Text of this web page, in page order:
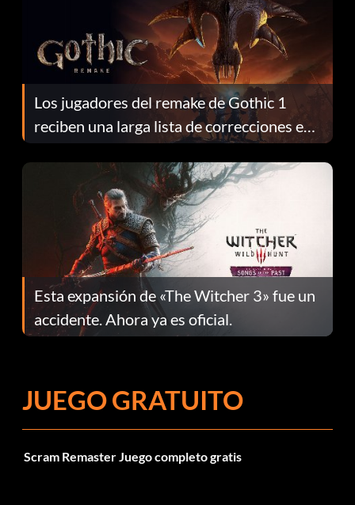
Los jugadores del remake de Gothic 1
reciben una larga lista de correcciones en
el parche 1.0.4
Esta expansión de «The Witcher 3» fue un
accidente. Ahora ya es oficial.
JUEGO GRATUITO
Scram Remaster Juego completo gratis